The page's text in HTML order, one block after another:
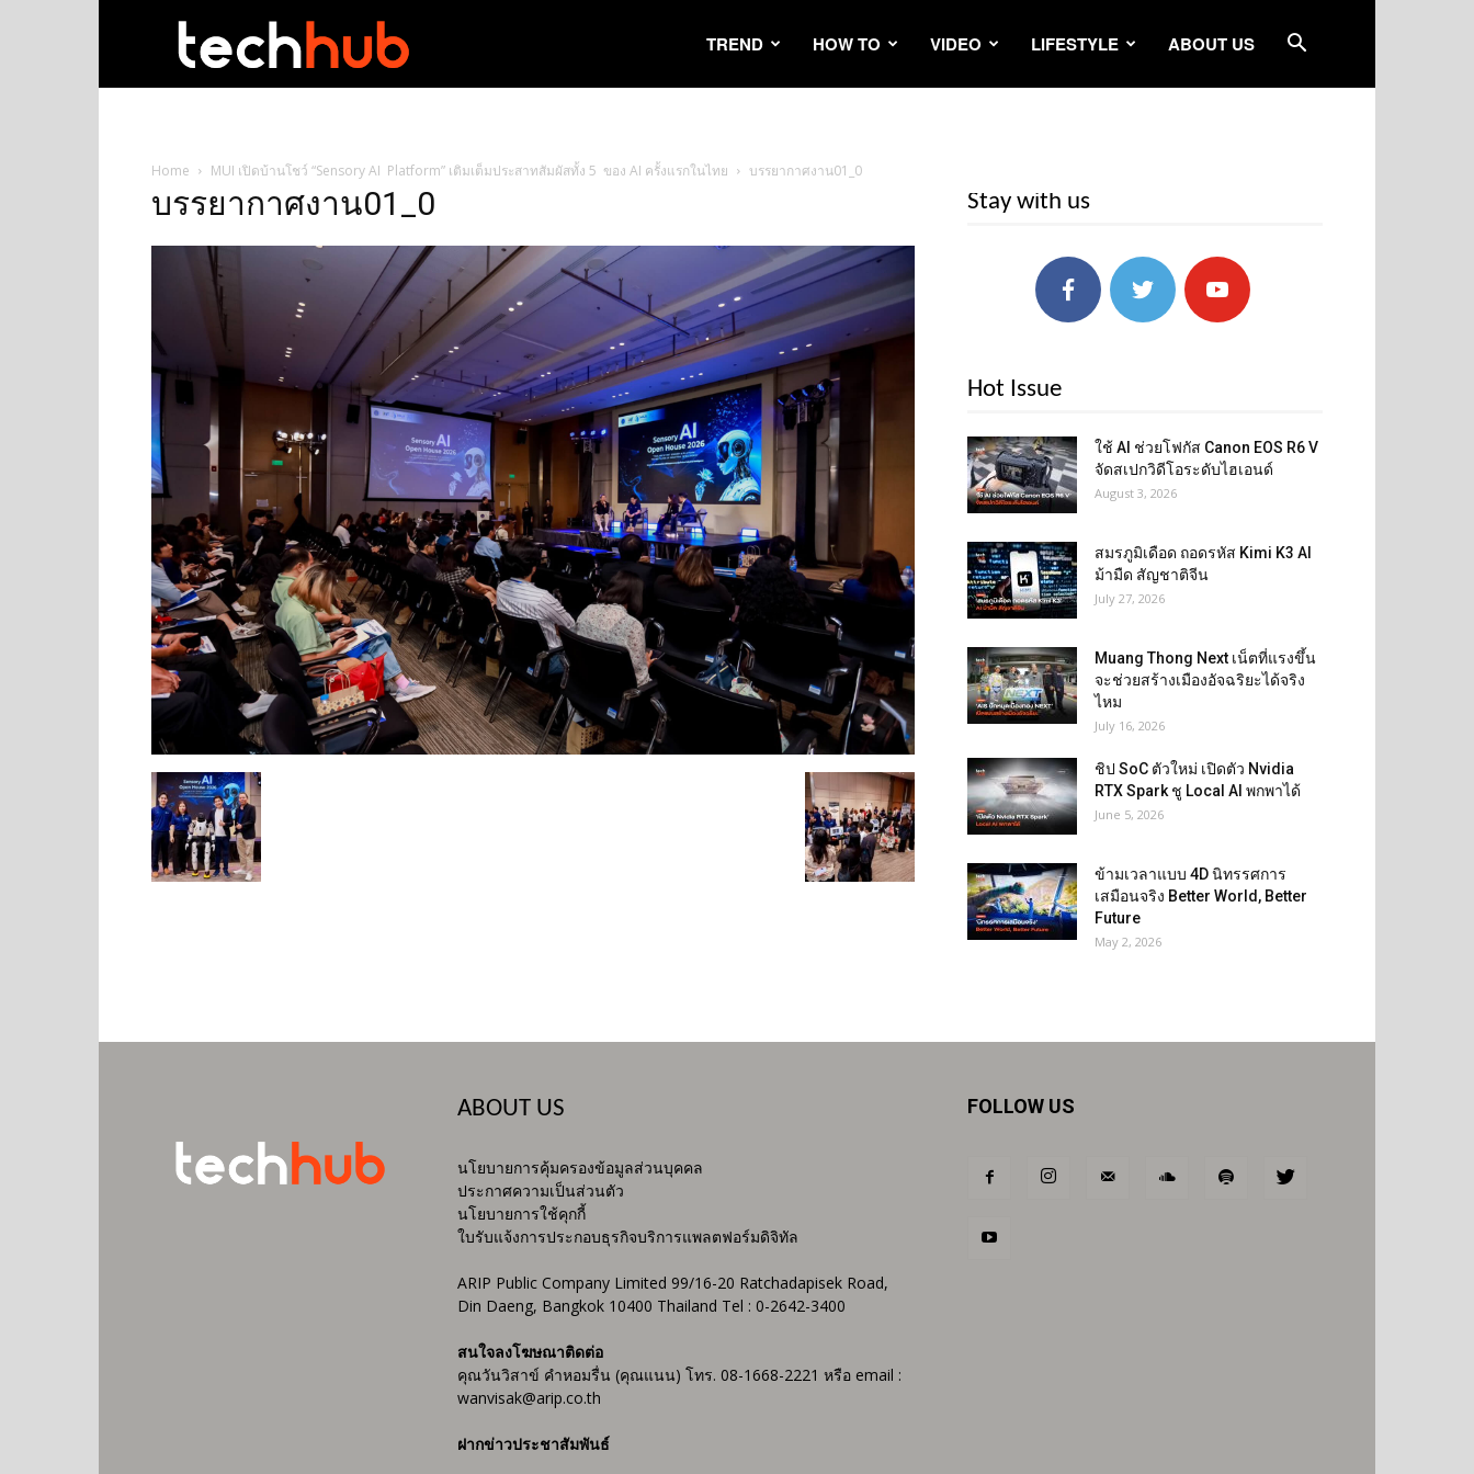
TREND HOW TO VIDEO LIFESTYLE ABOUT US
Home MUI เปิดบ้านโชว์ “Sensory AI Platform” เติมเต็มประสาทสัมผัสทั้ง 5 ของ AI ครั้งแรกในไทย บรรยากาศงาน01_0
บรรยากาศงาน01_0 Stay with us
Hot Issue
ใช้ AI ช่วยโฟกัส Canon EOS R6 V
จัดสเปกวิดีโอระดับไฮเอนด์
August 3, 2026
สมรภูมิเดือด ถอดรหัส Kimi K3 AI
ม้ามืด สัญชาติจีน
July 27, 2026
Muang Thong Next เน็ตที่แรงขึ้น
จะช่วยสร้างเมืองอัจฉริยะได้จริง
ไหม
July 16, 2026
ชิป SoC ตัวใหม่ เปิดตัว Nvidia
RTX Spark ชู Local AI พกพาได้
June 5, 2026
ข้ามเวลาแบบ 4D นิทรรศการ
เสมือนจริง Better World, Better
Future
May 2, 2026
ABOUT US
นโยบายการคุ้มครองข้อมูลส่วนบุคคล
ประกาศความเป็นส่วนตัว
นโยบายการใช้คุกกี้
ใบรับแจ้งการประกอบธุรกิจบริการแพลตฟอร์มดิจิทัล
ARIP Public Company Limited 99/16-20 Ratchadapisek Road,
Din Daeng, Bangkok 10400 Thailand Tel : 0-2642-3400
สนใจลงโฆษณาติดต่อ
คุณวันวิสาข์ คำหอมรื่น (คุณแนน) โทร. 08-1668-2221 หรือ email :
wanvisak@arip.co.th
ฝากข่าวประชาสัมพันธ์
FOLLOW US